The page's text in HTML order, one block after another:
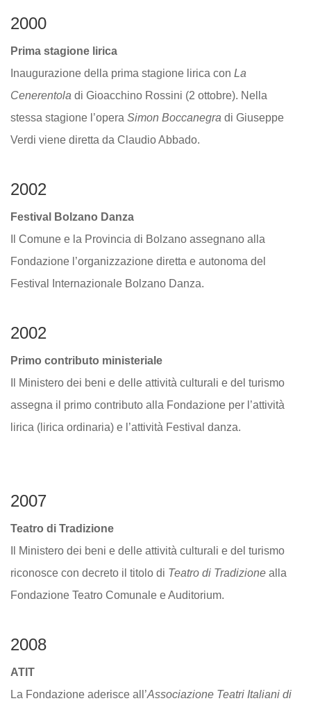
2000
Prima stagione lirica
Inaugurazione della prima stagione lirica con La
Cenerentola di Gioacchino Rossini (2 ottobre). Nella
stessa stagione l’opera Simon Boccanegra di Giuseppe
Verdi viene diretta da Claudio Abbado.
2002
Festival Bolzano Danza
Il Comune e la Provincia di Bolzano assegnano alla
Fondazione l’organizzazione diretta e autonoma del
Festival Internazionale Bolzano Danza.
2002
Primo contributo ministeriale
Il Ministero dei beni e delle attività culturali e del turismo
assegna il primo contributo alla Fondazione per l’attività
lirica (lirica ordinaria) e l’attività Festival danza.
2007
Teatro di Tradizione
Il Ministero dei beni e delle attività culturali e del turismo
riconosce con decreto il titolo di Teatro di Tradizione alla
Fondazione Teatro Comunale e Auditorium.
2008
ATIT
La Fondazione aderisce all’Associazione Teatri Italiani di